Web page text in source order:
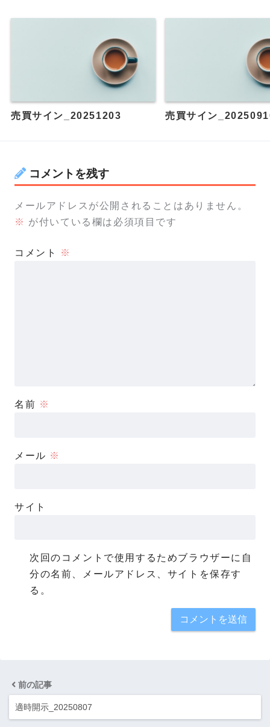
売買サイン_20251203 売買サイン
コメントを残す
メールアドレスが公開されることはありません。
※ が付いている欄は必須項目です
コメント ※
名前 ※
メール ※
サイト
次回のコメントで使用するためブラウザーに自
分の名前、メールアドレス、サイトを保存す
る。
前の記事
適時開示_20250807